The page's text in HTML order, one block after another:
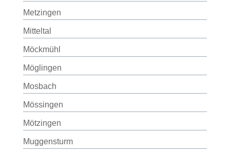
Metzingen
Mitteltal
Möckmühl
Möglingen
Mosbach
Mössingen
Mötzingen
Muggensturm